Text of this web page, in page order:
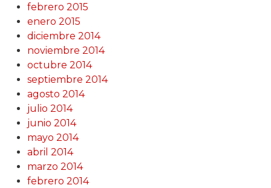
febrero 2015
enero 2015
diciembre 2014
noviembre 2014
octubre 2014
septiembre 2014
agosto 2014
julio 2014
junio 2014
mayo 2014
abril 2014
marzo 2014
febrero 2014